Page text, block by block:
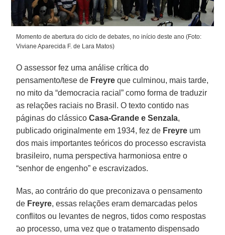
Momento de abertura do ciclo de debates, no início deste ano (Foto:
Viviane Aparecida F. de Lara Matos)
O assessor fez uma análise crítica do
pensamento/tese de Freyre que culminou, mais tarde,
no mito da “democracia racial” como forma de traduzir
as relações raciais no Brasil. O texto contido nas
páginas do clássicoCasa-Grande e Senzala,
publicado originalmente em 1934, fez de Freyre um
dos mais importantes teóricos do processo escravista
brasileiro, numa perspectiva harmoniosa entre o
“senhor de engenho” e escravizados.
Mas, ao contrário do que preconizava o pensamento
de Freyre, essas relações eram demarcadas pelos
conflitos ou levantes de negros, tidos como respostas
ao processo, uma vez que o tratamento dispensado